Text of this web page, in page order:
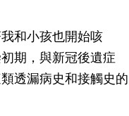
和小孩也開始咳
期，與新冠後遺症
透漏病史和接觸史的